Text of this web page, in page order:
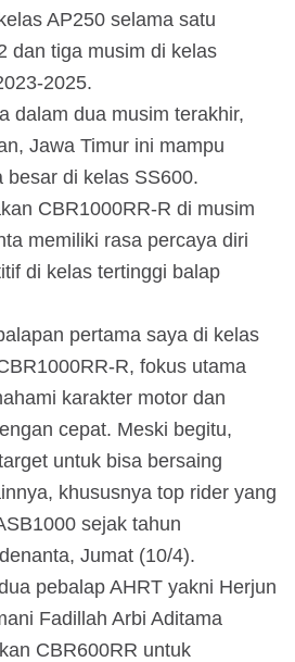
AP250 selama satu
dan tiga musim di kelas
2025.
dalam dua musim terakhir,
Jawa Timur ini mampu
besar di kelas SS600.
CBR1000RR-R di musim
memiliki rasa percaya diri
di kelas tertinggi balap
pertama saya di kelas
R, fokus utama
karakter motor dan
cepat. Meski begitu,
untuk bisa bersaing
khususnya top rider yang
sejak tahun
Jumat (10/4).
pebalap AHRT yakni Herjun
Fadillah Arbi Aditama
CBR600RR untuk